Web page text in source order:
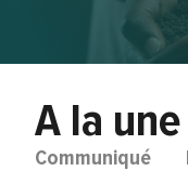
A la une
Communiqué